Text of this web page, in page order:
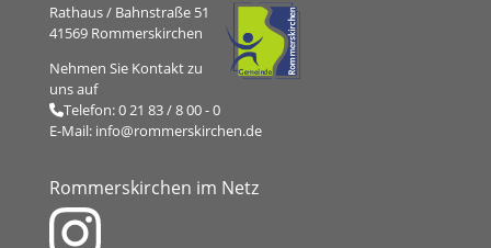
Rathaus / Bahnstraße 51
41569 Rommerskirchen
Nehmen Sie Kontakt zu
uns auf
Telefon:0 21 83 / 8 00 - 0
E-Mail: info@rommerskirchen.de
Rommerskirchen im Netz